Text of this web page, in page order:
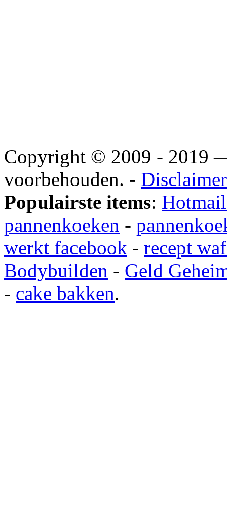
Copyright © 2009 - 2019
voorbehouden. - Disclaimer
Populairste items:
pannenkoeken -
werkt facebook - recept
Bodybuilden - Geld
- cake bakken.